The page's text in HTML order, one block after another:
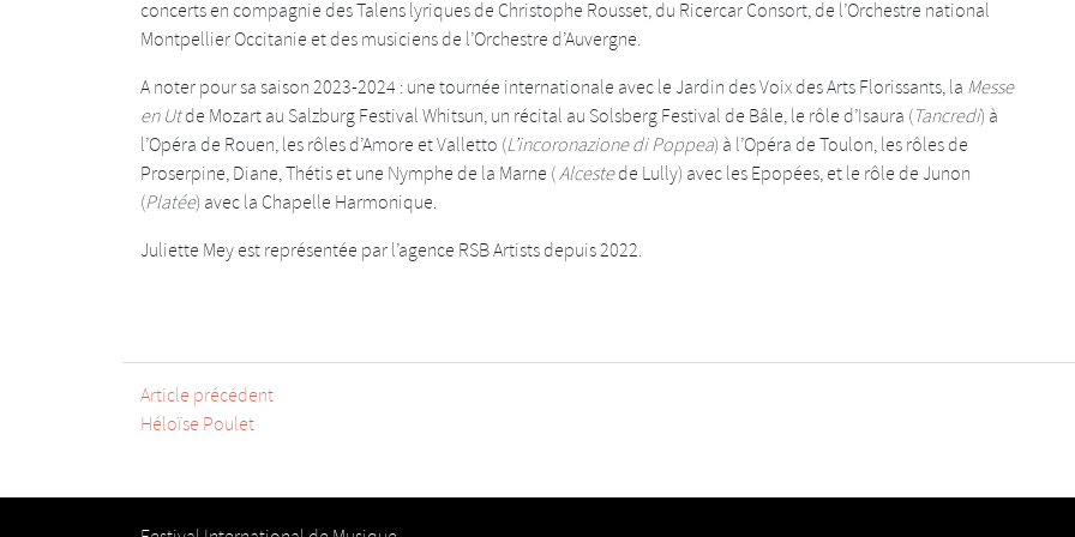
concerts en compagnie des Talens lyriques de Christophe Rousset, du Ricercar Consort, de l’Orchestre national
Montpellier Occitanie et des musiciens de l’Orchestre d’Auvergne.
A noter pour sa saison 2023-2024 : une tournée internationale avec le Jardin des Voix des Arts Florissants, la Messe
en Utde Mozart au Salzburg Festival Whitsun, un récital au Solsberg Festival de Bâle, le rôle d’Isaura (Tancredi) à
l’Opéra de Rouen, les rôles d’Amore et Valletto (L’incoronazione di Poppea) à l’Opéra de Toulon, les rôles de
Proserpine, Diane, Thétis et une Nymphe de la Marne (Alcestede Lully) avec les Epopées, et le rôle de Junon
(Platée) avec la Chapelle Harmonique.
Juliette Mey est représentée par l’agence RSB Artists depuis 2022.
Article précédent
Héloïse Poulet